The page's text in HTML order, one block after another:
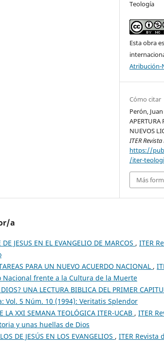
Teología
Esta obra
Atribución-
Cómo citar
Perón,
APERTURA
NUEVOS
ITER
https://
/iter-
Más
a
DE JESUS EN EL EVANGELIO DE MARCOS , ITER
PARA UN NUEVO ACUERDO NACIONAL ,
Nacional frente a la Cultura de la Muerte
UNA LECTURA BIBLICA DEL PRIMER
Vol. 5 Núm. 10 (1994): Veritatis Splendor
LA XXI SEMANA TEOLÓGICA ITER-UCAB , ITER
y unas huellas de Dios
DE JESÚS EN LOS EVANGELIOS , ITER Revista